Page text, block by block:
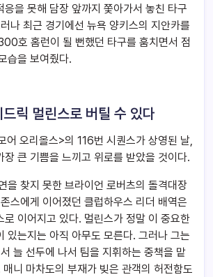
응을 못해 담장 앞까지 쫓아가서 놓친 타구
나 최근 경기에선 뉴욕 양키스의 지안카를
호 홈런이 될 뻔했던 타구를 훔치면서 점
습을 보여줬다.
릭 멀린스로 버틸 수 있다
어 오리올스>의 116번 시퀀스가 상영된 날,
장 큰 기쁨을 느끼고 위로를 받았을 것이다.
을 찾지 못한 브라이언 로버츠의 돌격대장
스에게 이어졌던 클럽하우스 리더 배역은
로 이어지고 있다. 멀린스가 정말 이 중요한
있는지는 아직 아무도 모른다. 그러나 그는
늘 선두에 나서 팀을 지휘하는 중책을 맡
니 마차도의 부재가 빚은 관객의 허전함도